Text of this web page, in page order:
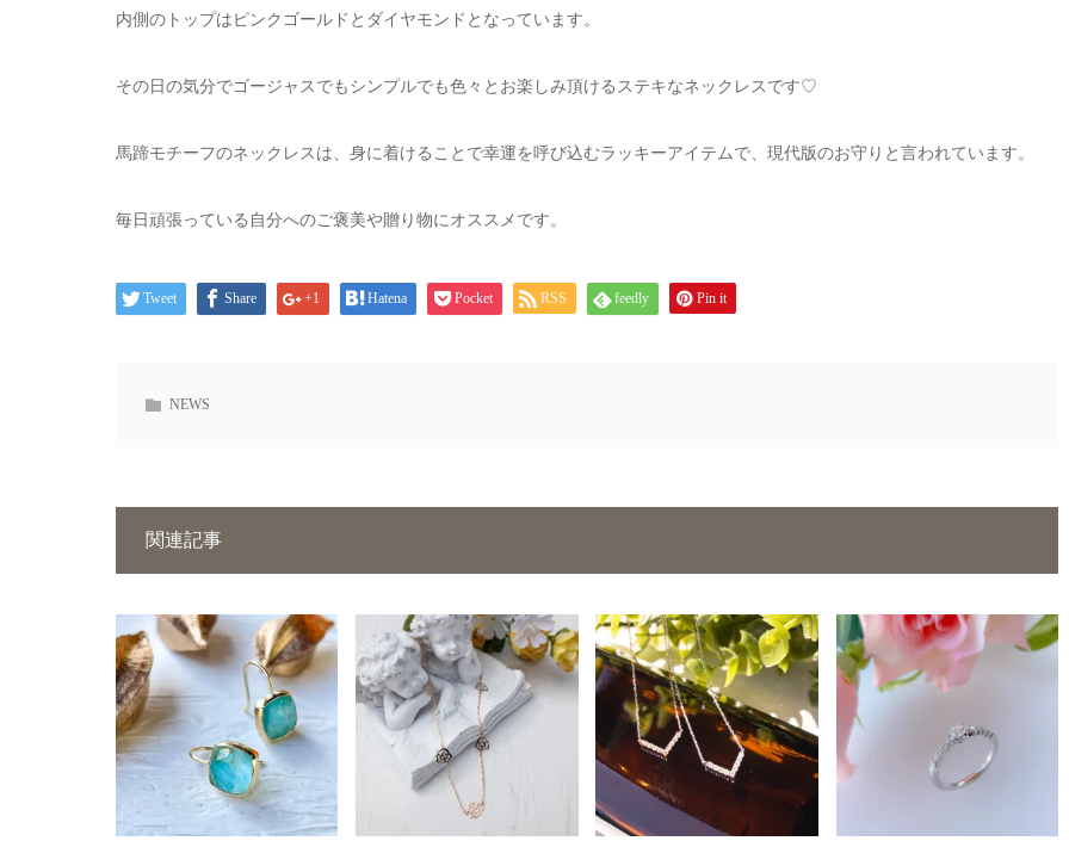
内側のトップはピンクゴールドとダイヤモンドとなっています。
その日の気分でゴージャスでもシンプルでも色々とお楽しみ頂けるステキなネックレスです♡
馬蹄モチーフのネックレスは、身に着けることで幸運を呼び込むラッキーアイテムで、現代版のお守りと言われています。
毎日頑張っている自分へのご褒美や贈り物にオススメです。
Tweet Share +1 Hatena Pocket RSS feedly Pin it
NEWS
関連記事